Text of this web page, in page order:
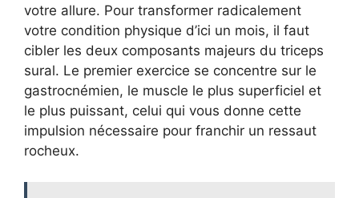
votre allure. Pour transformer radicalement
votre condition physique d’ici un mois, il faut
cibler les deux composants majeurs du triceps
sural. Le premier exercice se concentre sur le
gastrocnémien, le muscle le plus superficiel et
le plus puissant, celui qui vous donne cette
impulsion nécessaire pour franchir un ressaut
rocheux.